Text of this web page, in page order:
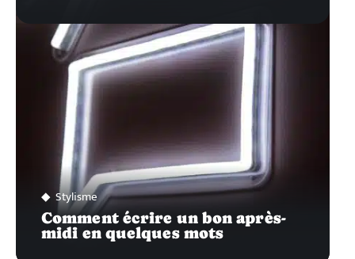
Stylisme
Comment écrire un bon après-
midi en quelques mots